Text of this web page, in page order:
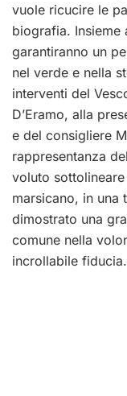
vuole ricucire le
biografia. Insieme
garantiranno un
nel verde e nella
interventi del
D’Eramo, alla
e del consigliere
rappresentanza
voluto
marsicano, in una
dimostrato una
comune nella
incrollabile fiducia.